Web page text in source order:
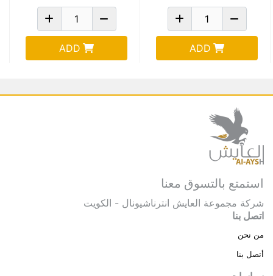
ADD
ADD
استمتع بالتسوق معنا
شركة مجموعة العايش انترناشيونال - الكويت
اتصل بنا
من نحن
أتصل بنا